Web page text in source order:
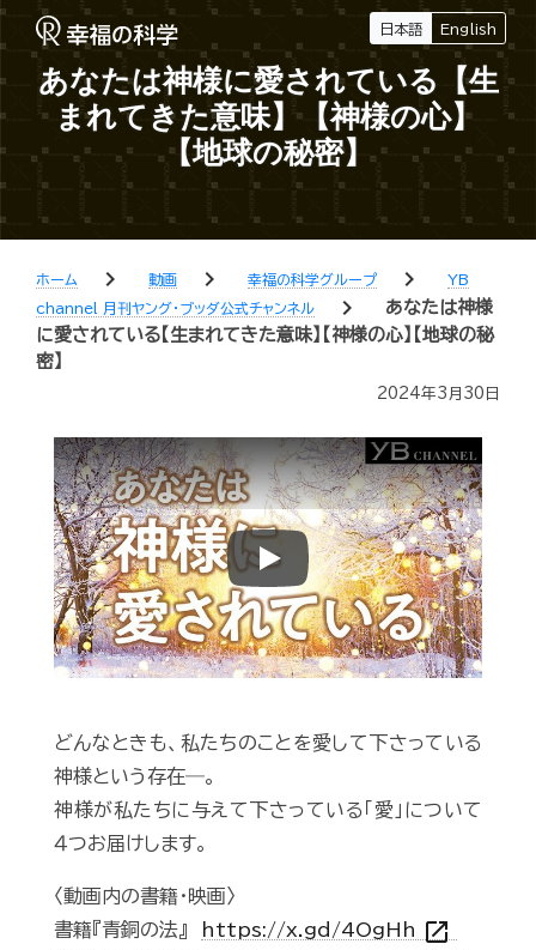
日本語 English
あなたは神様に愛されている【生
まれてきた意味】【神様の心】
【地球の秘密】
ホーム chevron_right 動画 chevron_right 幸福の科学グループ chevron_right
YB
channel 月刊ヤング・ブッダ公式チャンネル
chevron_right
あなたは神様
に愛されている【生まれてきた意味】【神様の心】【地球の秘
密】
2024年3月30日
Play
どんなときも、私たちのことを愛して下さっている
神様という存在―。
神様が私たちに与えて下さっている「愛」について
４つお届けします。
〈動画内の書籍・映画〉
書籍『青銅の法』
https://x.gd/4OgHh open_in_new